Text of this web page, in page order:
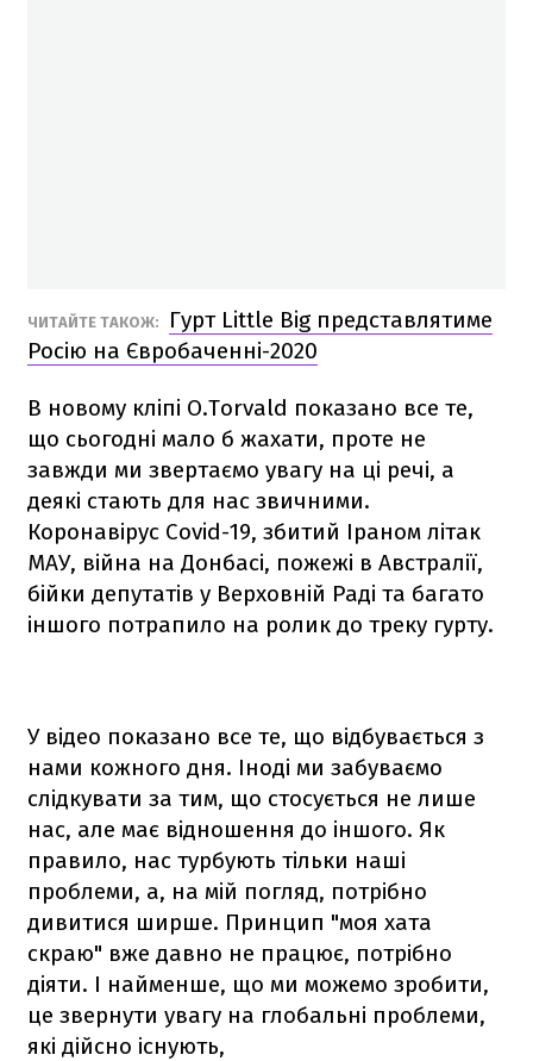
ЧИТАЙТЕ ТАКОЖ:
Гурт Little Big представлятиме
Росію на Євробаченні-2020
В новому кліпі O.Torvald показано все те,
що сьогодні мало б жахати, проте не
завжди ми звертаємо увагу на ці речі, а
деякі стають для нас звичними.
Коронавірус Covid-19, збитий Іраном літак
МАУ, війна на Донбасі, пожежі в Австралії,
бійки депутатів у Верховній Раді та багато
іншого потрапило на ролик до треку гурту.
У відео показано все те, що відбувається з
нами кожного дня. Іноді ми забуваємо
слідкувати за тим, що стосується не лише
нас, але має відношення до іншого. Як
правило, нас турбують тільки наші
проблеми, а, на мій погляд, потрібно
дивитися ширше. Принцип "моя хата
скраю" вже давно не працює, потрібно
діяти. І найменше, що ми можемо зробити,
це звернути увагу на глобальні проблеми,
які дійсно існують,